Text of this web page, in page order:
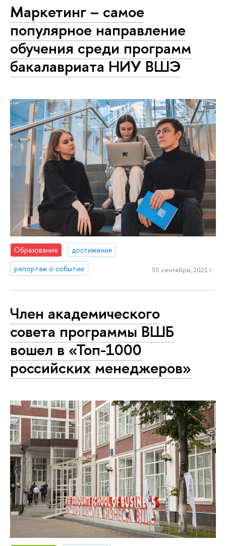
Маркетинг – самое
популярное направление
обучения среди программ
бакалавриата НИУ ВШЭ
Образование
достижения
репортаж о событии
30 сентября, 2021 г.
Член академического
совета программы ВШБ
вошел в «Топ-1000
российских менеджеров»